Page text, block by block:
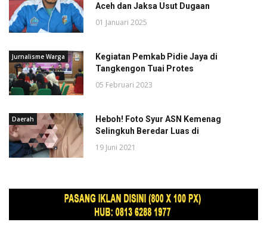
Aceh dan Jaksa Usut Dugaan
01 Januari 2025
Jurnalisme Warga
Kegiatan Pemkab Pidie Jaya di
Tangkengon Tuai Protes
05 Februari 2023
Daerah
Heboh! Foto Syur ASN Kemenag
Selingkuh Beredar Luas di
19 Juni 2021